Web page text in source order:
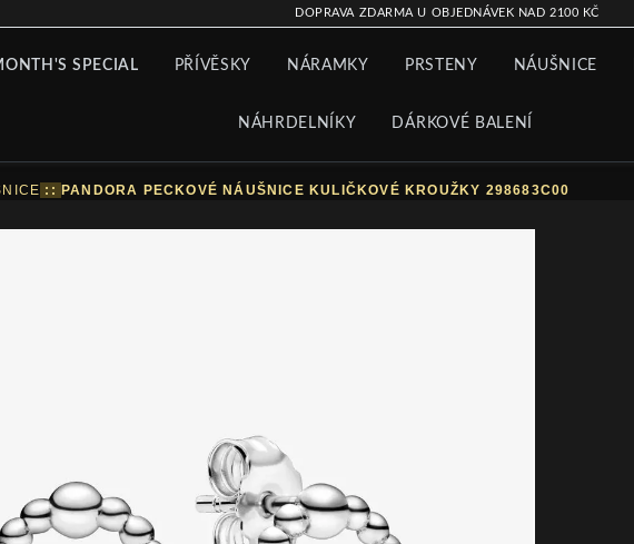
DOPRAVA ZDARMA U OBJEDNÁVEK NAD 2100 KČ
SPECIAL PŘÍVĚSKY NÁRAMKY PRSTENY NÁUŠNICE
NÁHRDELNÍKY DÁRKOVÉ BALENÍ
:: PANDORA PECKOVÉ NÁUŠNICE KULIČKOVÉ KROUŽKY 298683C00